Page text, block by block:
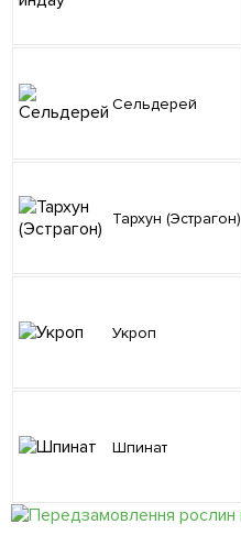
Сельдерей
Тархун (Эстрагон)
Укроп
Шпинат